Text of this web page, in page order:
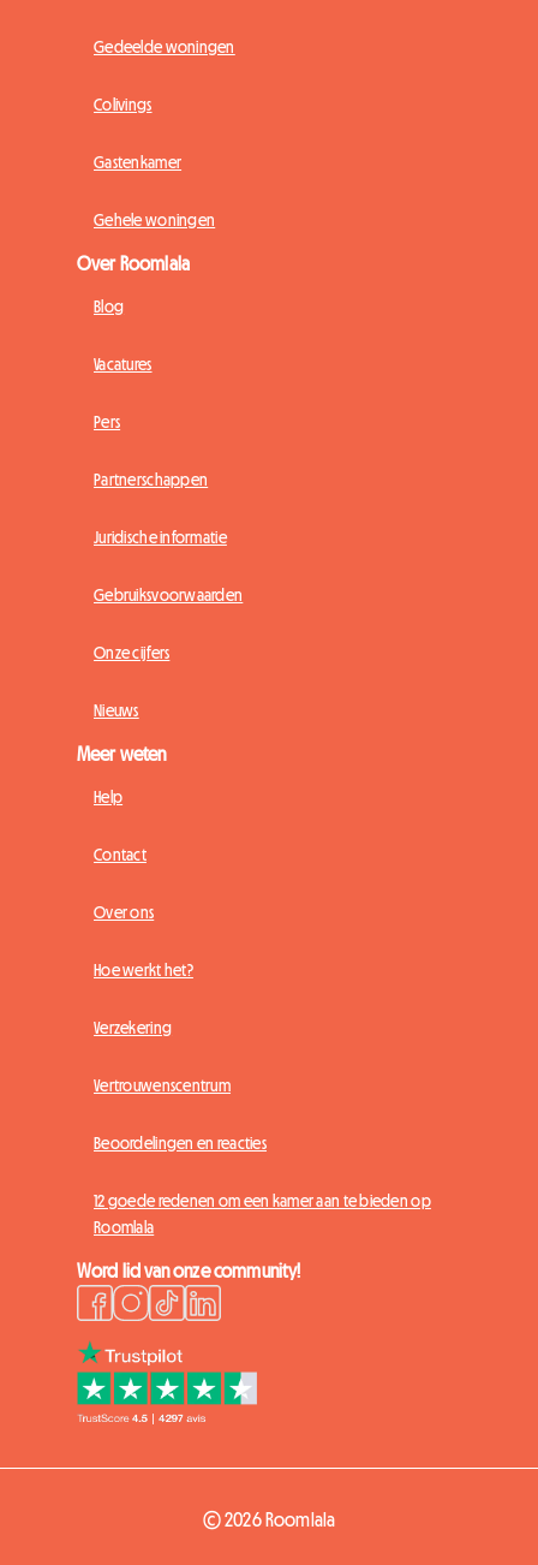
Gedeelde woningen
Colivings
Gastenkamer
Gehele woningen
Over Roomlala
Blog
Vacatures
Pers
Partnerschappen
Juridische informatie
Gebruiksvoorwaarden
Onze cijfers
Nieuws
Meer weten
Help
Contact
Over ons
Hoe werkt het?
Verzekering
Vertrouwenscentrum
Beoordelingen en reacties
12 goede redenen om een kamer aan te bieden op
Roomlala
Word lid van onze community!
© 2026 Roomlala